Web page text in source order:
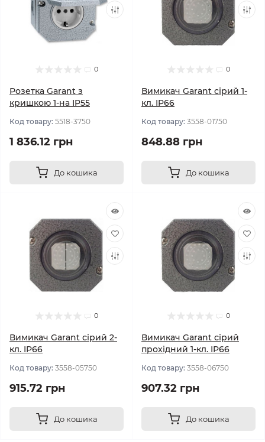
0
Розетка Garant з
кришкою 1-на IP55
Код товару: 5518-3750
1 836.12 грн
До кошика
0
Вимикач Garant сірий 1-
кл. IP66
Код товару: 3558-01750
848.88 грн
До кошика
0
Вимикач Garant сірий 2-
кл. IP66
Код товару: 3558-05750
915.72 грн
До кошика
0
Вимикач Garant сірий
прохідний 1-кл. IP66
Код товару: 3558-06750
907.32 грн
До кошика